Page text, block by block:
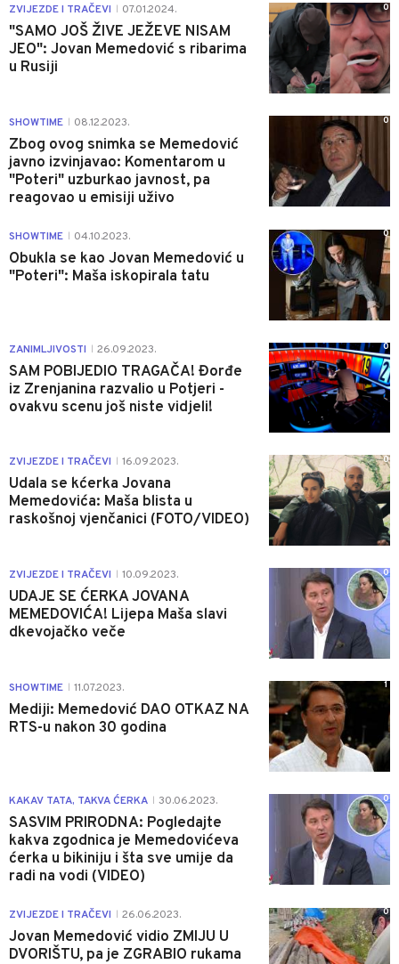
ZVIJEZDE I TRAČEVI 07.01.2024.
"SAMO JOŠ ŽIVE JEŽEVE NISAM
JEO": Jovan Memedović s ribarima
u Rusiji
0
SHOWTIME 08.12.2023.
Zbog ovog snimka se Memedović
javno izvinjavao: Komentarom u
"Poteri" uzburkao javnost, pa
reagovao u emisiji uživo
0
SHOWTIME 04.10.2023.
Obukla se kao Jovan Memedović u
"Poteri": Maša iskopirala tatu
0
ZANIMLJIVOSTI 26.09.2023.
SAM POBIJEDIO TRAGAČA! Đorđe
iz Zrenjanina razvalio u Potjeri -
ovakvu scenu još niste vidjeli!
0
ZVIJEZDE I TRAČEVI 16.09.2023.
Udala se kćerka Jovana
Memedovića: Maša blista u
raskošnoj vjenčanici (FOTO/VIDEO)
0
ZVIJEZDE I TRAČEVI 10.09.2023.
UDAJE SE ĆERKA JOVANA
MEMEDOVIĆA! Lijepa Maša slavi
dkevojačko veče
0
SHOWTIME 11.07.2023.
Mediji: Memedović DAO OTKAZ NA
RTS-u nakon 30 godina
1
KAKAV TATA, TAKVA ĆERKA 30.06.2023.
SASVIM PRIRODNA: Pogledajte
kakva zgodnica je Memedovićeva
ćerka u bikiniju i šta sve umije da
radi na vodi (VIDEO)
0
ZVIJEZDE I TRAČEVI 26.06.2023.
Jovan Memedović vidio ZMIJU U
DVORIŠTU, pa je ZGRABIO rukama
0